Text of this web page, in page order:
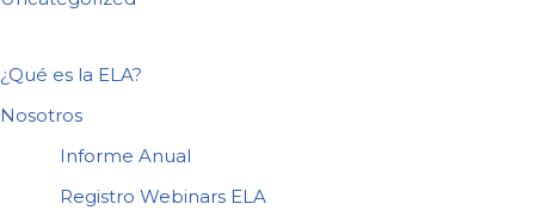
¿Qué es la ELA?
Nosotros
Informe Anual
Registro Webinars ELA